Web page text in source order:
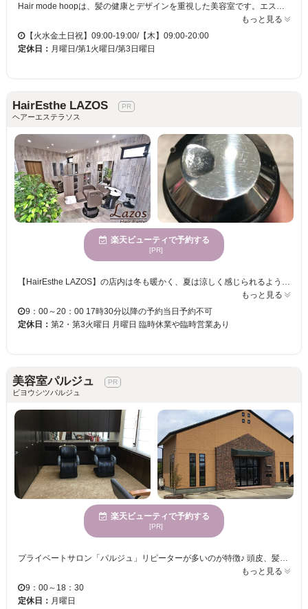
Hair mode hoopは、髪の健康とデザインを重視した美容室です。エストビルの2階に位置し、開放的であたたかいスタッフが迎えてくれる優しい空間が広がります。特に草木染めによるカラーリングは、食べられるほど安全な天然成分で髪にツヤを与えます。このサロンの独自技法により、希望に応じたカラーリングができるので、髪質改善や頭皮のお悩みを相談したい方には最適です。幅広い年齢層の方が利用しやすく、個室やお子様連れ、駐車場などの設備も充実しています。髪の健康を願いつつ、自分らしいデザインを楽しみたい方には、心身が休まる場所となるでしょう。親しみやすい雰囲気があなたの新しいヘアスタイルをサポートします。
もっと見る
【火水金土日祝】09:00-19:00/【木】09:00-20:00
定休日： 月曜日/第1火曜日/第3日曜日
HairEsthe LAZOS
ヘアーエステラソス
楽天ビューティで予約する
[PR]
【HairEsthe LAZOS】の店内は冬も暖かく、夏は涼しく感じられるような色合いの内装にしなっています。 とても落ち着く空間になっているので、リフレッシュや癒しのひとときをゆったりと過ごしていただけます。 男性にも女性にも喜んで頂けるようなリフレッシュと癒しのお店にしたくて、ヘッドスパやシェービングエステが豊富なお店なっています。 他にも薬剤にこだわりがあり、地肌に良いものを、肌に優しいものを使いたいと強く思っていたのでシャンプーや化粧品だけでなく、カラー剤も低刺激高発色で肌ストレスを軽減できるものを選んで使用しております。 【HairEsthe LAZOS】で日常を少し忘れて、ゆったりリラックスしてみては？
もっと見る
9：00～20：00 17時30分以降の予約当日予約不可
定休日： 第2・第3火曜日 月曜日 臨時休業や臨時営業あり
美容室パルジュ
ビヨウシツパルジュ
楽天ビューティで予約する
[PR]
もっと見る
9：00～18：30
定休日： 月曜日